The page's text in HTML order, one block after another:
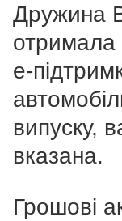
Дружина
е-
випуску,
вказана.
Грошові